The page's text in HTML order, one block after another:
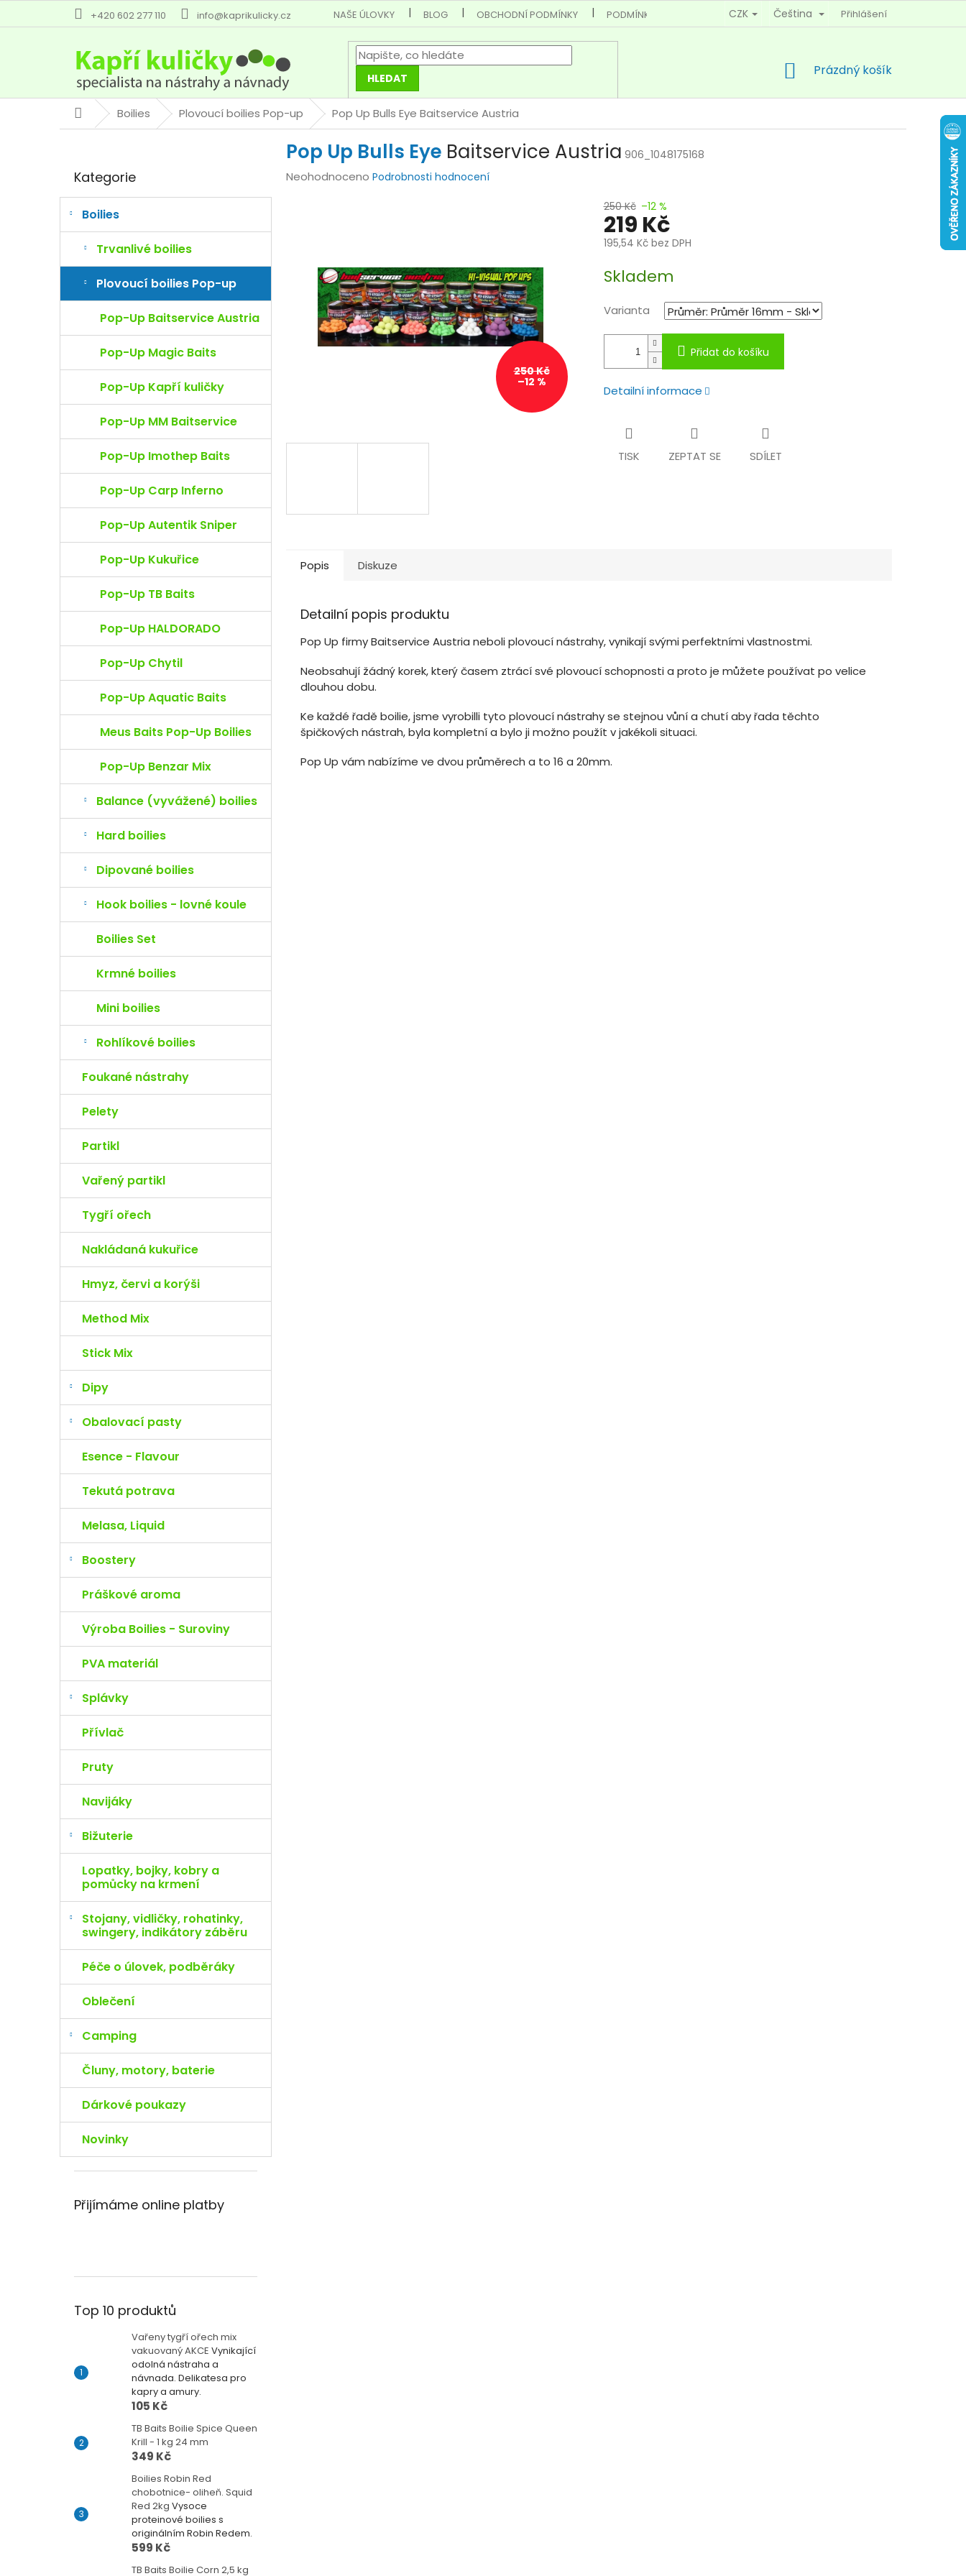
+420 602 277 110 info@kaprikulicky.cz NAŠE ÚLOVKY BLOG OBCHODNÍ PODMÍNKY PODMÍNKY OCHRANY OSOBNÍCH ÚDAJŮ KONTAKTY
CZK Čeština Přihlášení
HLEDAT
NÁKUPNÍ
Prázdný košík
DomůBoilies Plovoucí boilies Pop-up Pop Up Bulls Eye Baitservice Austria
r
n
í
l
kategorie
Kategorie
Boilies
Trvanlivé boilies
Plovoucí boilies Pop-up
Pop-Up Baitservice Austria
Pop-Up Magic Baits
Pop-Up Kapří kuličky
Pop-Up MM Baitservice
Pop-Up Imothep Baits
Pop-Up Carp Inferno
Pop-Up Autentik Sniper
Pop-Up Kukuřice
Pop-Up TB Baits
Pop-Up HALDORADO
Pop-Up Chytil
Pop-Up Aquatic Baits
Meus Baits Pop-Up Boilies
Pop-Up Benzar Mix
Balance (vyvážené) boilies
Hard boilies
Dipované boilies
Hook boilies - lovné koule
Boilies Set
Krmné boilies
Mini boilies
Rohlíkové boilies
Foukané nástrahy
Pelety
Partikl
Vařený partikl
Tygří ořech
Nakládaná kukuřice
Hmyz, červi a korýši
Method Mix
Stick Mix
Dipy
Obalovací pasty
Esence - Flavour
Tekutá potrava
Melasa, Liquid
Boostery
Práškové aroma
Výroba Boilies - Suroviny
PVA materiál
Splávky
Přívlač
Pruty
Navijáky
Bižuterie
Lopatky, bojky, kobry a
pomůcky na krmení
Stojany, vidličky, rohatinky,
swingery, indikátory záběru
Péče o úlovek, podběráky
Oblečení
Camping
Čluny, motory, baterie
Dárkové poukazy
Novinky
Přijímáme online platby
Top 10 produktů
Vařeny tygří ořech mix
vakuovaný AKCE Vynikající
odolná nástraha a
návnada. Delikatesa pro
kapry a amury.
105 Kč
TB Baits Boilie Spice Queen
Krill - 1 kg 24 mm
349 Kč
Boilies Robin Red
chobotnice- oliheň. Squid
Red 2kg Vysoce
proteinové boilies s
originálním Robin Redem.
599 Kč
TB Baits Boilie Corn 2,5 kg
Pop Up Bulls Eye Baitservice Austria 906_1048175168
Průměrné
hvězdiček.
Neohodnoceno Podrobnosti hodnocení
250 Kč
–12 %
250 Kč –12 %
219 Kč
195,54 Kč bez DPH
cena:
Skladem
Varianta
Přidat do košíku
Detailní informace
TISK ZEPTAT SE SDÍLET
Popis Diskuze
Detailní popis produktu
Pop Up firmy Baitservice Austria neboli plovoucí nástrahy, vynikají svými perfektními vlastnostmi.
Neobsahují žádný korek, který časem ztrácí své plovoucí schopnosti a proto je můžete používat po velice
dlouhou dobu.
Ke každé řadě boilie, jsme vyrobilli tyto plovoucí nástrahy se stejnou vůní a chutí aby řada těchto
špičkových nástrah, byla kompletní a bylo ji možno použít v jakékoli situaci.
Pop Up vám nabízíme ve dvou průměrech a to 16 a 20mm.